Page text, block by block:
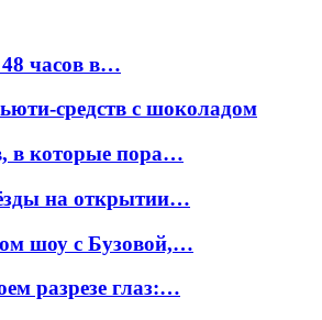
часов в…
средств с шоколадом
в которые пора…
на открытии…
шоу с Бузовой,…
разрезе глаз:…